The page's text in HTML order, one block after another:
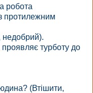
робота
протилежним
турботу до
(Втішити,